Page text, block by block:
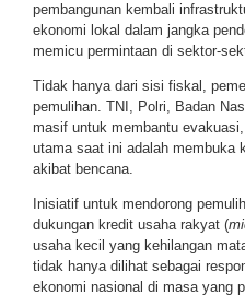
pembangunan kembali
ekonomi lokal dalam jangka
memicu permintaan di sektor-
Tidak hanya dari sisi fiskal,
pemulihan. TNI, Polri, Badan
masif untuk membantu
utama saat ini adalah membuka
akibat bencana.
Inisiatif untuk mendorong
dukungan kredit usaha rakyat (
usaha kecil yang kehilangan
tidak hanya dilihat sebagai
ekonomi nasional di masa yang